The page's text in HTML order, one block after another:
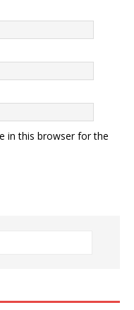
in this browser for the